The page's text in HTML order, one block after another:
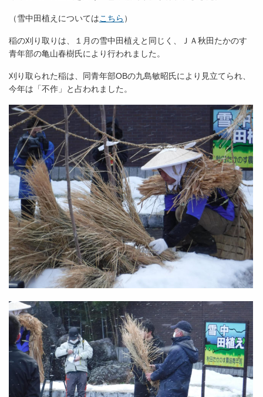
（雪中田植えについてはこちら ）
稲の刈り取りは、１月の雪中田植えと同じく、ＪＡ秋田たかのす
青年部の亀山春樹氏により行われました。
刈り取られた稲は、同青年部OBの九島敏昭氏により見立てられ、
今年は「不作」と占われました。